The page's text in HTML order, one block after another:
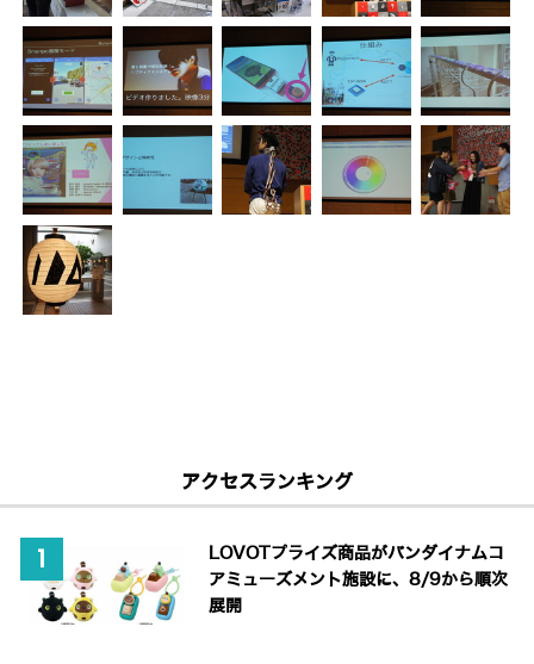
アクセスランキング
LOVOTプライズ商品がバンダイナムコ
アミューズメント施設に、8/9から順次
展開